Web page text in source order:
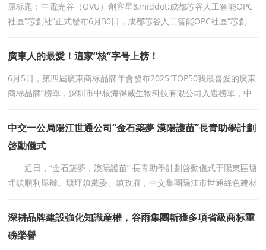
原标題：中電光谷（OVU）創客星&middot;成都芯谷人工智能OPC
社區“芯創社”正式發布6月30日，成都芯谷人工智能OPC社區“芯創
廣東人的最愛！這家“核”字号上榜！
6月5日，第四屆廣東商标品牌年會發布2025“TOP50我最喜愛的廣東
商标品牌”榜單，深圳市中核海得威生物科技有限公司入選榜單，中
中交一公局陽江世通公司“金石築夢 漠陽護苗”長青助學計劃
啓動儀式
近日，“金石築夢，漠陽護苗” 長青助學計劃啓動儀式于陽東區塘
坪鎮順利舉辦。塘坪鎮黨委、鎮政府，中交集團陽江市世通綠色建材
深耕品牌建設強化知識産權，谷雨集團斬獲多項省級商标重
磅榮譽